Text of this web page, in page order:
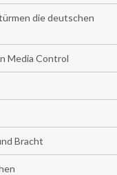
die deutschen
Media Control
Bracht